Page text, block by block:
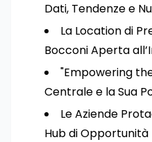
Dati, Tendenze e
La Location di
Bocconi Aperta
"Empowering
Centrale e la Sua
Le Aziende
Hub di Opportunità